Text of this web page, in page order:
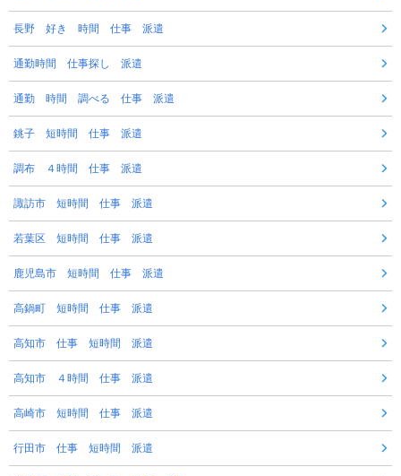
長野 好き 時間 仕事 派遣
通勤時間 仕事探し 派遣
通勤 時間 調べる 仕事 派遣
銚子 短時間 仕事 派遣
調布 ４時間 仕事 派遣
諏訪市 短時間 仕事 派遣
若葉区 短時間 仕事 派遣
鹿児島市 短時間 仕事 派遣
高鍋町 短時間 仕事 派遣
高知市 仕事 短時間 派遣
高知市 ４時間 仕事 派遣
高崎市 短時間 仕事 派遣
行田市 仕事 短時間 派遣